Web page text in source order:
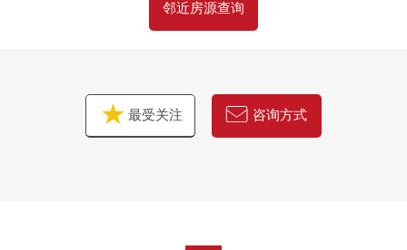
在三井Rehouse，建议适合顾客的重新购买的方法和计划
为了放心，可以重新购买帮助。
━━━━━━━━━━━━━━━・・・・・
邻近房源查询
最受关注 咨询方式